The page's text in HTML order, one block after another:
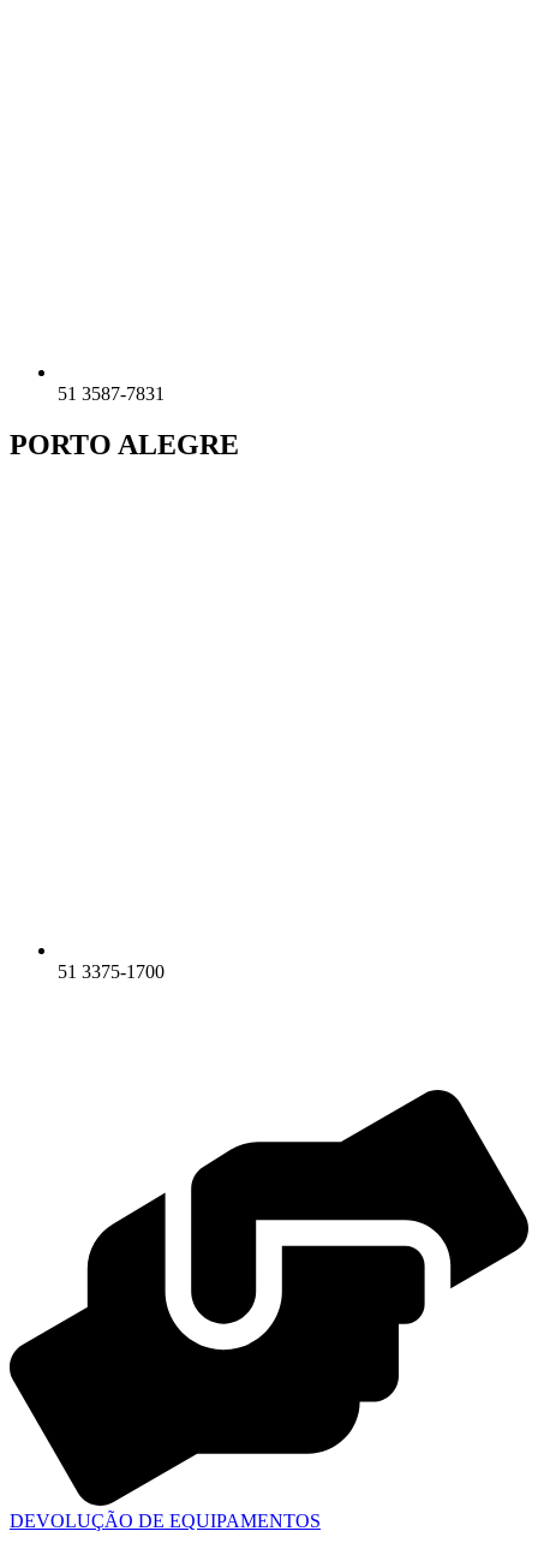
51 3587-7831
PORTO ALEGRE
51 3375-1700
DEVOLUÇÃO DE EQUIPAMENTOS